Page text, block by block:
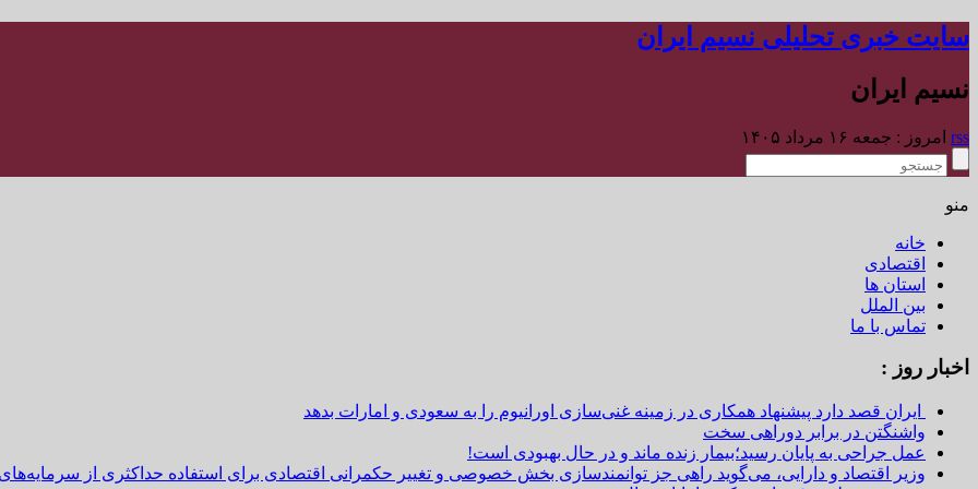
سایت خبری تحلیلی نسیم ایران
نسیم ایران
rss امروز : جمعه ۱۶ مرداد ۱۴۰۵
منو
خانه
اقتصادی
استان ها
بین الملل
تماس با ما
اخبار روز :
ایران قصد دارد پیشنهاد همکاری در زمینه غنی‌سازی اورانیوم را به سعودی و امارات بدهد
واشنگتن در برابر دوراهی سخت
عمل جراحی به پایان رسید؛بیمار زنده ماند و در حال بهبودی است!
وزیر اقتصاد و دارایی، می‌گوید راهی جز توانمندسازی بخش خصوصی و تغییر حکمرانی اقتصادی برای استفاده حداکثری از